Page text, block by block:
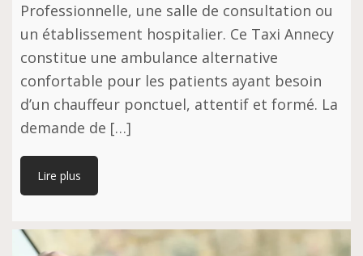
Professionnelle, une salle de consultation ou
un établissement hospitalier. Ce Taxi Annecy
constitue une ambulance alternative
confortable pour les patients ayant besoin
d’un chauffeur ponctuel, attentif et formé. La
demande de […]
Lire plus